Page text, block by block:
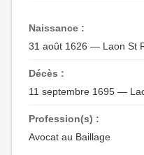
Naissance :
31 août 1626 — Laon St
Décès :
11 septembre 1695 —
Profession(s) :
Avocat au Baillage